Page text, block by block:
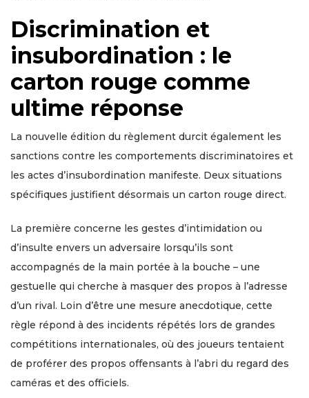
Discrimination et
insubordination : le
carton rouge comme
ultime réponse
La nouvelle édition du règlement durcit également les
sanctions contre les comportements discriminatoires et
les actes d’insubordination manifeste. Deux situations
spécifiques justifient désormais un carton rouge direct.
La première concerne les gestes d’intimidation ou
d’insulte envers un adversaire lorsqu’ils sont
accompagnés de la main portée à la bouche – une
gestuelle qui cherche à masquer des propos à l’adresse
d’un rival. Loin d’être une mesure anecdotique, cette
règle répond à des incidents répétés lors de grandes
compétitions internationales, où des joueurs tentaient
de proférer des propos offensants à l’abri du regard des
caméras et des officiels.